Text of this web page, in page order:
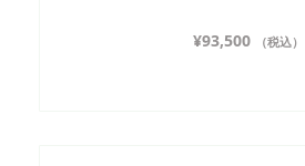
¥93,500 （税込）